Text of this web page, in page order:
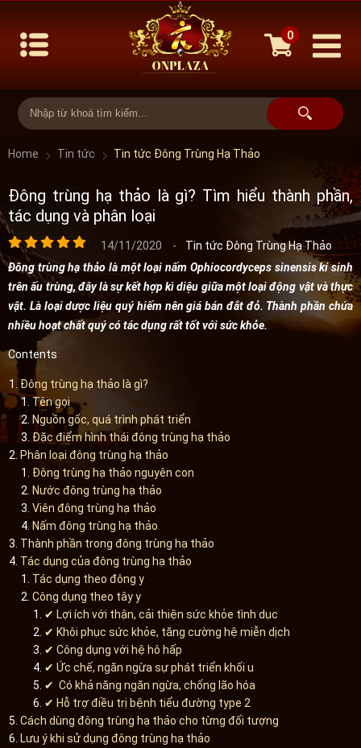
0
Home Tin tức Tin tức Đông Trùng Hạ Thảo
Đông trùng hạ thảo là gì? Tìm hiểu thành phần,
tác dụng và phân loại
14/11/2020 -
Tin tức Đông Trùng Hạ Thảo
Đông trùng hạ thảo là một loại nấm Ophiocordyceps sinensis kí sinh
trên ấu trùng, đây là sự kết hợp kì diệu giữa một loại động vật và thực
vật. Là loại dược liệu quý hiếm nên giá bán đắt đỏ. Thành phần chứa
nhiều hoạt chất quý có tác dụng rất tốt với sức khỏe.
Contents
Đông trùng hạ thảo là gì?
Tên gọi
Nguồn gốc, quá trình phát triển
Đặc điểm hình thái đông trùng hạ thảo
Phân loại đông trùng hạ thảo
Đông trùng hạ thảo nguyên con
Nước đông trùng hạ thảo
Viên đông trùng hạ thảo
Nấm đông trùng hạ thảo
Thành phần trong đông trùng hạ thảo
Tác dụng của đông trùng hạ thảo
Tác dụng theo đông y
Công dụng theo tây y
✔ Lợi ích với thận, cải thiện sức khỏe tình dục
✔ Khôi phục sức khỏe, tăng cường hệ miễn dịch
✔ Công dụng với hệ hô hấp
✔ Ức chế, ngăn ngừa sự phát triển khối u
✔ Có khả năng ngăn ngừa, chống lão hóa
✔ Hỗ trợ điều trị bệnh tiểu đường type 2
Cách dùng đông trùng hạ thảo cho từng đối tượng
Lưu ý khi sử dụng đông trùng hạ thảo